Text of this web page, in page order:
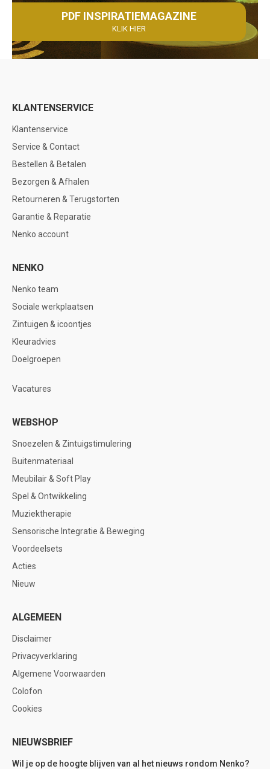
PDF INSPIRATIEMAGAZINE
KLIK HIER
KLANTENSERVICE
Klantenservice
Service & Contact
Bestellen & Betalen
Bezorgen & Afhalen
Retourneren & Terugstorten
Garantie & Reparatie
Nenko account
NENKO
Nenko team
Sociale werkplaatsen
Zintuigen & icoontjes
Kleuradvies
Doelgroepen
Vacatures
WEBSHOP
Snoezelen & Zintuigstimulering
Buitenmateriaal
Meubilair & Soft Play
Spel & Ontwikkeling
Muziektherapie
Sensorische Integratie & Beweging
Voordeelsets
Acties
Nieuw
ALGEMEEN
Disclaimer
Privacyverklaring
Algemene Voorwaarden
Colofon
Cookies
NIEUWSBRIEF
Wil je op de hoogte blijven van al het nieuws rondom Nenko?